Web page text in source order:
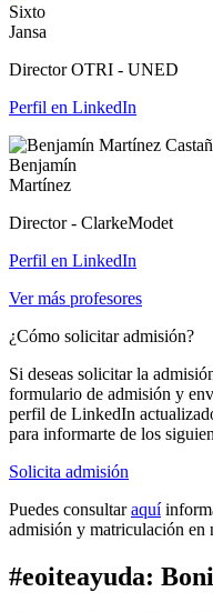
Sixto
Jansa
Director OTRI - UNED
Perfil en LinkedIn
Benjamín
Martínez
Director - ClarkeModet
Perfil en LinkedIn
Ver más profesores
¿Cómo solicitar admisión?
Si deseas solicitar la
formulario de admisión y
perfil de LinkedIn
para informarte de los
Solicita admisión
Puedes consultaraquí
admisión y matriculación en
#eoiteayuda: